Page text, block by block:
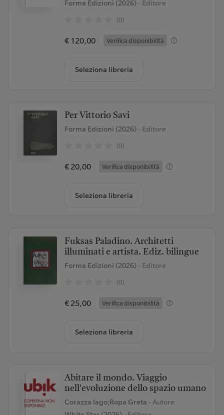
Forma Edizioni (2026)- Editore
(0)
€ 120,00 Verifica disponibilità
Seleziona libreria
Per Vittorio Savi
Forma Edizioni (2026)- Editore
(0)
€ 20,00 Verifica disponibilità
Seleziona libreria
Fuksas Paladino. Architetti
illuminati e artista. Ediz. bilingue
Forma Edizioni (2026)- Editore
(0)
€ 25,00 Verifica disponibilità
Seleziona libreria
Abitare il mondo. Viaggio
nell'evoluzione dello spazio umano
Corazza Iago;Ropa Greta - Autore